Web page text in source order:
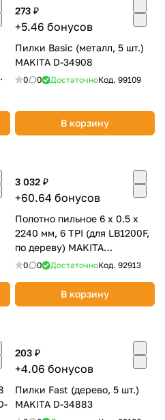
о
273 ₽
+5.46 бонусов
Пилки Basic (металл, 5 шт.)
MAKITA D-34908
0 0 ДостаточноКод. 99109
В корзину
3 032 ₽
+60.64 бонусов
Полотно пильное 6 х 0.5 х
2240 мм, 6 TPI (для LB1200F,
по дереву) MAKITA
JM21080294
0 0 ДостаточноКод. 92913
В корзину
203 ₽
+4.06 бонусов
Пилки Fast (дерево, 5 шт.)
MAKITA D-34883
25
раз в 2
раз в 2 недели
вопросы?
02-51